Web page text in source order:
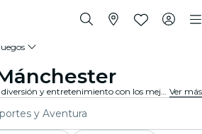
Sumérgete en un mundo de diversión y entretenimiento con los mejores juegos en Mánchester. Desde juegos de mesa hasta experiencias de realidad virtual, hay algo para que todos disfruten. Ver más
y Aventura